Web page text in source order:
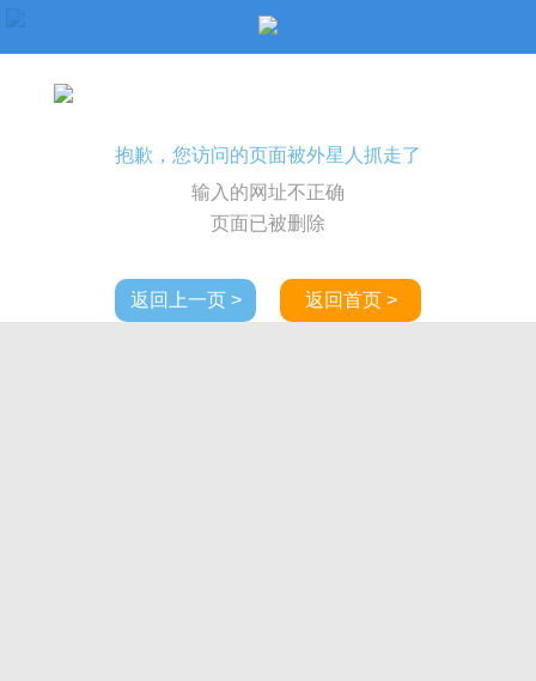
抱歉，您访问的页面被外星人抓走了
输入的网址不正确
页面已被删除
返回上一页 > 返回首页 >